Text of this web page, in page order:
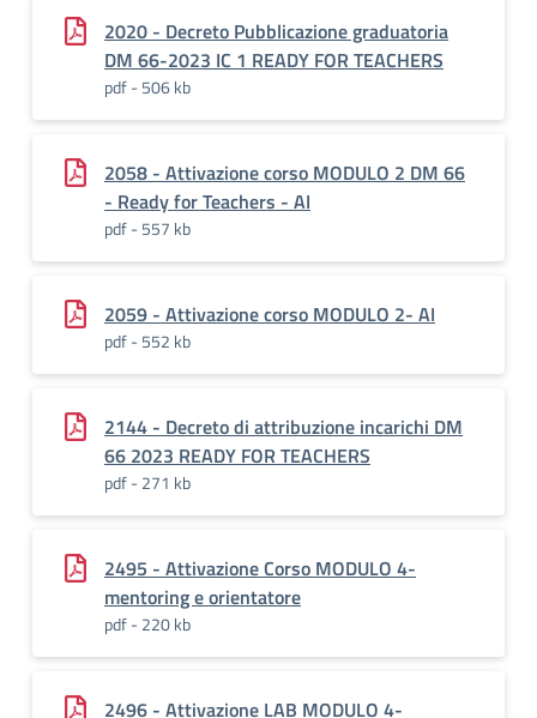
2020 - Decreto Pubblicazione graduatoria
DM 66-2023 IC 1 READY FOR TEACHERS
pdf - 506 kb
2058 - Attivazione corso MODULO 2 DM 66
- Ready for Teachers - AI
pdf - 557 kb
2059 - Attivazione corso MODULO 2- AI
pdf - 552 kb
2144 - Decreto di attribuzione incarichi DM
66 2023 READY FOR TEACHERS
pdf - 271 kb
2495 - Attivazione Corso MODULO 4-
mentoring e orientatore
pdf - 220 kb
2496 - Attivazione LAB MODULO 4-